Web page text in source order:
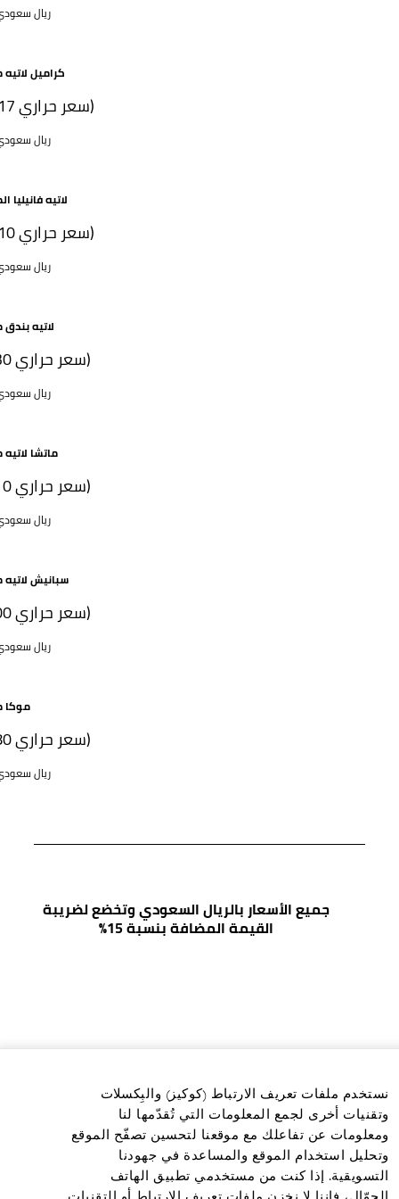
45 ريال
كراميل لاتيه
( 217 سعر حراري)
52 ريال
لاتيه فانيليا
( 210 سعر حراري)
52 ريال
لاتيه بندق
(230 سعر حراري)
52 ريال
ماتشا
(210 سعر حراري)
52 ريال
سبانيش لاتيه
(200 سعر حراري)
52 ريال
موكا
(180 سعر حراري)
50 ريال
جميع الأسعار بالريال السعودي وتخضع لضريبة
القيمة المضافة بنسبة 15%
نستخدم ملفات تعريف الارتباط (كوكيز) والبِكسلات
وتقنيات أخرى لجمع المعلومات التي تُقدّمها لنا
ومعلومات عن تفاعلك مع موقعنا لتحسين تصفّح الموقع
وتحليل استخدام الموقع والمساعدة في جهودنا
التسويقية. إذا كنت من مستخدمي تطبيق الهاتف